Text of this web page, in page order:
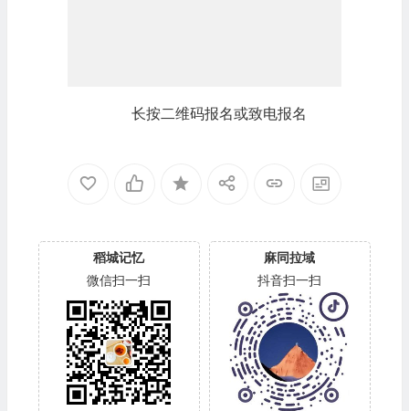
长按二维码报名或致电报名
稻城记忆
微信扫一扫
麻同拉域
抖音扫一扫